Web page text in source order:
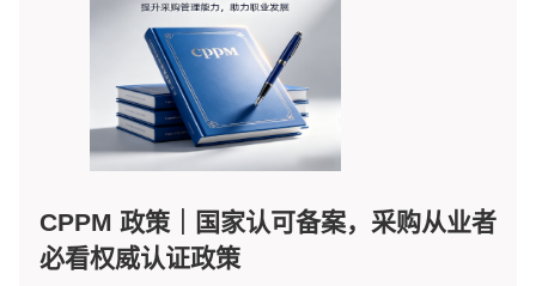
CPPM 政策｜国家认可备案，采购从业者
必看权威认证政策